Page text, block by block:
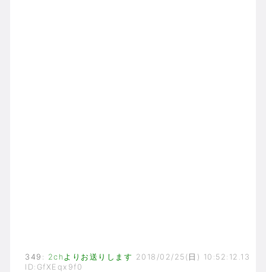
349 : 2chよりお送りします 2018/02/25(日) 10:52:12.13
ID:GfXEqx9f0